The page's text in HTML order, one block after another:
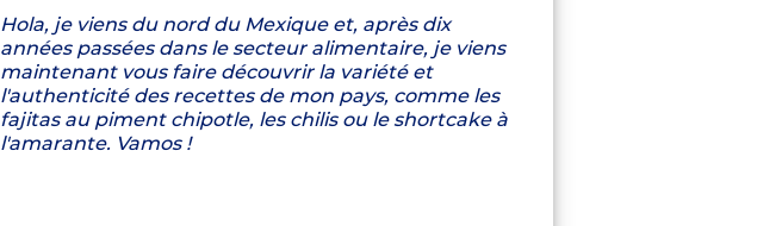
Hola, je viens du nord du Mexique et, après dix
années passées dans le secteur alimentaire, je viens
maintenant vous faire découvrir la variété et
l'authenticité des recettes de mon pays, comme les
fajitas au piment chipotle, les chilis ou le shortcake à
l'amarante. Vamos !